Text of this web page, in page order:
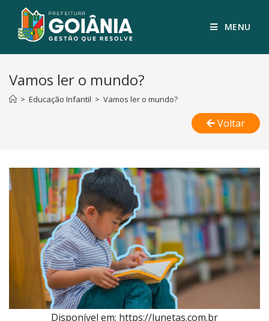
MENU
Vamos ler o mundo?
> Educação Infantil > Vamos ler o mundo?
Voltar
Disponível em: https://lunetas.com.br